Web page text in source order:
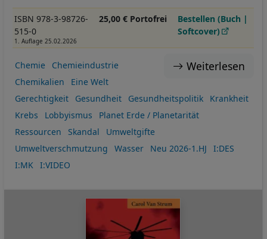
ISBN 978-3-98726-
515-0
1. Auflage 25.02.2026
25,00 € Portofrei
Bestellen (Buch |
Softcover)
Weiterlesen
Chemie
Chemieindustrie
Chemikalien
Eine Welt
Gerechtigkeit
Gesundheit Gesundheitspolitik
Krankheit
Krebs
Lobbyismus
Planet Erde / Planetarität
Ressourcen
Skandal
Umweltgifte
Umweltverschmutzung
Wasser Neu 2026-1.HJ
I:DES
I:MK
I:VIDEO